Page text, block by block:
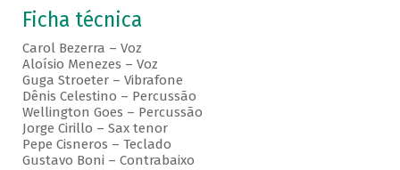
Ficha técnica
Carol Bezerra – Voz
Aloísio Menezes – Voz
Guga Stroeter – Vibrafone
Dênis Celestino – Percussão
Wellington Goes – Percussão
Jorge Cirillo – Sax tenor
Pepe Cisneros – Teclado
Gustavo Boni – Contrabaixo